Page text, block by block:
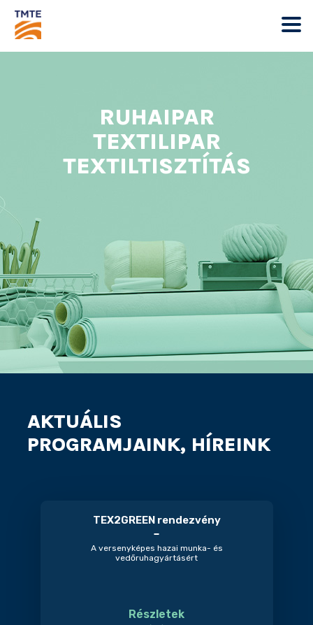
RUHAIPAR
TEXTILIPAR
TEXTILTISZTÍTÁS
AKTUÁLIS
PROGRAMJAINK, HÍREINK
TEX2GREEN rendezvény
A versenyképes hazai munka- és
vedőruhagyártásért
Részletek